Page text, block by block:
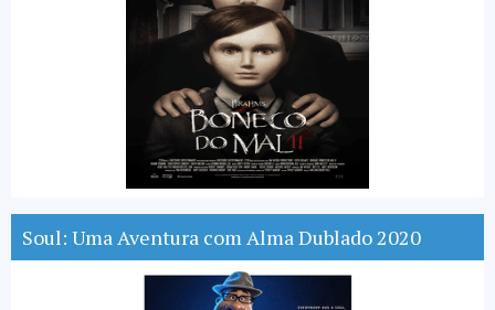
Soul: Uma Aventura com Alma Dublado 2020